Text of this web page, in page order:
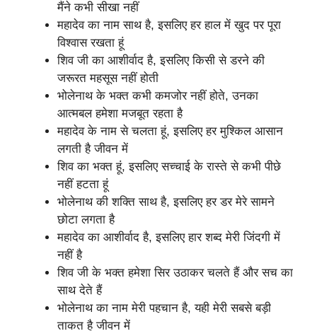
मैंने कभी सीखा नहीं
महादेव का नाम साथ है, इसलिए हर हाल में खुद पर पूरा
विश्वास रखता हूं
शिव जी का आशीर्वाद है, इसलिए किसी से डरने की
जरूरत महसूस नहीं होती
भोलेनाथ के भक्त कभी कमजोर नहीं होते, उनका
आत्मबल हमेशा मजबूत रहता है
महादेव के नाम से चलता हूं, इसलिए हर मुश्किल आसान
लगती है जीवन में
शिव का भक्त हूं, इसलिए सच्चाई के रास्ते से कभी पीछे
नहीं हटता हूं
भोलेनाथ की शक्ति साथ है, इसलिए हर डर मेरे सामने
छोटा लगता है
महादेव का आशीर्वाद है, इसलिए हार शब्द मेरी जिंदगी में
नहीं है
शिव जी के भक्त हमेशा सिर उठाकर चलते हैं और सच का
साथ देते हैं
भोलेनाथ का नाम मेरी पहचान है, यही मेरी सबसे बड़ी
ताकत है जीवन में